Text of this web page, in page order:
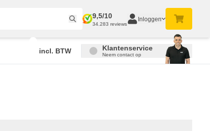
9,5/10
34.283 reviews
Inloggen
incl. BTW Klantenservice
Neem contact op